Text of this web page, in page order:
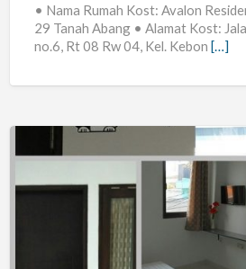
• Nama Rumah Kost: Avalon
29 Tanah Abang • Alamat Kost:
no.6, Rt 08 Rw 04, Kel. Kebon […]